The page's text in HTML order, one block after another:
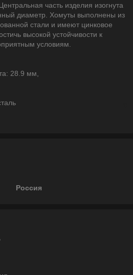
часть изделия изогнута
диаметр. Хомуты выполнены из
стали и имеют цинковое
высокой устойчивости к
условиям.
28.9 мм,
Россия